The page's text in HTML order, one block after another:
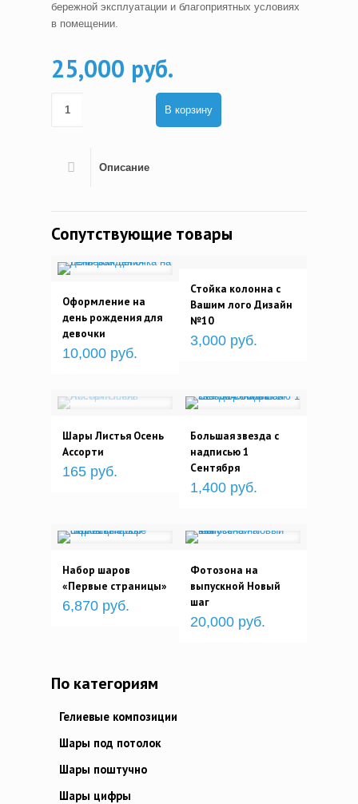
бережной эксплуатации и благоприятных условиях
в помещении.
25,000 руб.
В корзину
Описание
Сопутствующие товары
Оформление на
день рождения для
девочки
10,000 руб.
Стойка колонна с
Вашим лого Дизайн
№10
3,000 руб.
Шары Листья Осень
Ассорти
165 руб.
Большая звезда с
надписью 1
Сентября
1,400 руб.
Набор шаров
«Первые страницы»
6,870 руб.
Фотозона на
выпускной Новый
шаг
20,000 руб.
По категориям
Гелиевые композиции
Шары под потолок
Шары поштучно
Шары цифры